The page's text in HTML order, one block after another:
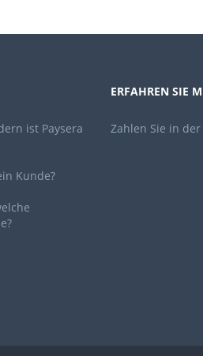
ist Paysera
Kunde?
ERFAHREN SIE
Zahlen Sie in